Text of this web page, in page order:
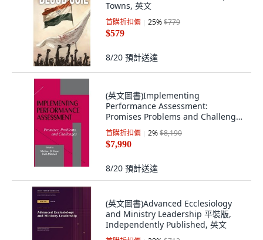
Towns, 英文
首購折扣價 25%$779
$579
8/20 預計送達
(英文圖書)Implementing
Performance Assessment:
Promises Problems and Challenges
精裝版, Routledge, 英文
首購折扣價 2%$8,190
$7,990
8/20 預計送達
(英文圖書)Advanced Ecclesiology
and Ministry Leadership 平裝版,
Independently Published, 英文